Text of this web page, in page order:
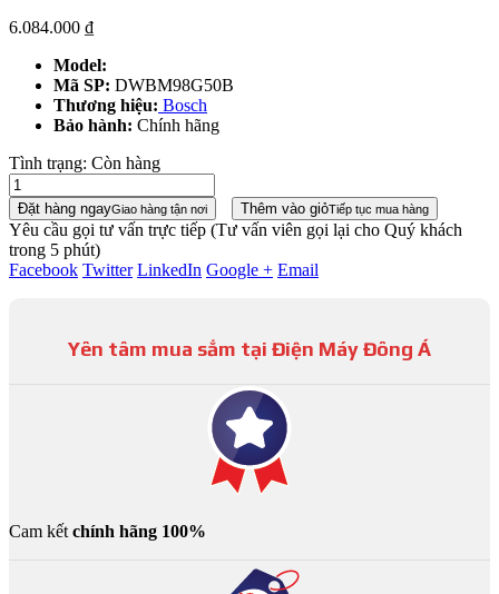
6.084.000 ₫
Model:
Mã SP: DWBM98G50B
Thương hiệu: Bosch
Bảo hành: Chính hãng
Tình trạng: Còn hàng
Đặt hàng ngayGiao hàng tận nơi Thêm vào giỏTiếp tục mua hàng
Yêu cầu gọi tư vấn trực tiếp (Tư vấn viên gọi lại cho Quý khách
trong 5 phút)
Facebook Twitter LinkedIn Google + Email
Yên tâm mua sắm tại Điện Máy Đông Á
Cam kết chính hãng 100%